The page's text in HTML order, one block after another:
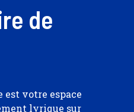
de
est votre espace
lyrique sur